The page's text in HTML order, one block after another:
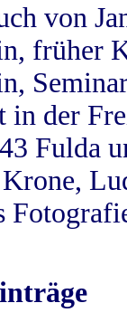
von
früher
in der
Fulda